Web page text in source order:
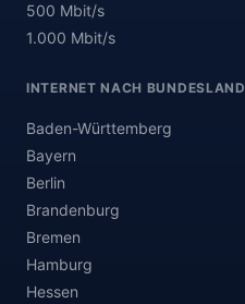
500 Mbit/s
1.000 Mbit/s
INTERNET NACH BUNDESLAND
Baden-Württemberg
Bayern
Berlin
Brandenburg
Bremen
Hamburg
Hessen